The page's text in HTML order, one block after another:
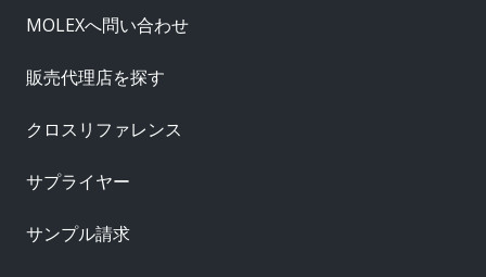
MOLEXへ問い合わせ
販売代理店を探す
クロスリファレンス
サプライヤー
サンプル請求